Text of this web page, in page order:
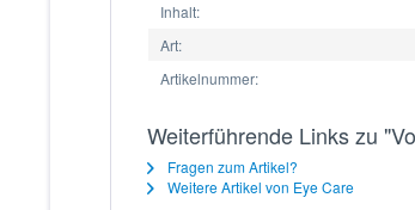
Inhalt:
Art:
Artikelnummer:
Weiterführende Links zu
Fragen zum Artikel?
Weitere Artikel von Eye Care